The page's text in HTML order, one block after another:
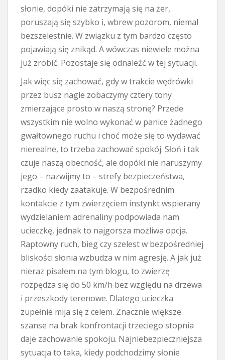
słonie, dopóki nie zatrzymają się na żer,
poruszają się szybko i, wbrew pozorom, niemal
bezszelestnie. W związku z tym bardzo często
pojawiają się znikąd. A wówczas niewiele można
już zrobić. Pozostaje się odnaleźć w tej sytuacji.
Jak więc się zachować, gdy w trakcie wędrówki
przez busz nagle zobaczymy cztery tony
zmierzające prosto w naszą stronę? Przede
wszystkim nie wolno wykonać w panice żadnego
gwałtownego ruchu i choć może się to wydawać
nierealne, to trzeba zachować spokój. Słoń i tak
czuje naszą obecność, ale dopóki nie naruszymy
jego – nazwijmy to – strefy bezpieczeństwa,
rzadko kiedy zaatakuje. W bezpośrednim
kontakcie z tym zwierzęciem instynkt wspierany
wydzielaniem adrenaliny podpowiada nam
ucieczkę, jednak to najgorsza możliwa opcja.
Raptowny ruch, bieg czy szelest w bezpośredniej
bliskości słonia wzbudza w nim agresję. A jak już
nieraz pisałem na tym blogu, to zwierzę
rozpędza się do 50 km/h bez względu na drzewa
i przeszkody terenowe. Dlatego ucieczka
zupełnie mija się z celem. Znacznie większe
szanse na brak konfrontacji trzeciego stopnia
daje zachowanie spokoju. Najniebezpieczniejsza
sytuacja to taka, kiedy podchodzimy słonie